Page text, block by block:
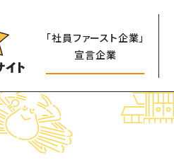
「社員ファースト企業」
宣言企業